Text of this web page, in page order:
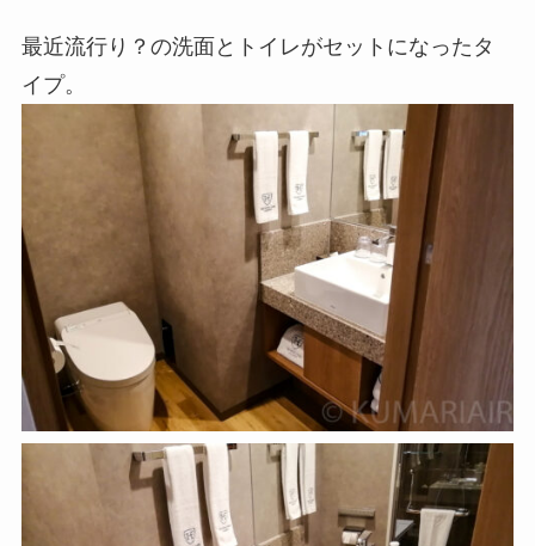
最近流行り？の洗面とトイレがセットになったタ
イプ。